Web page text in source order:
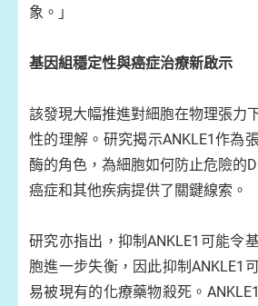
象。」
基因組穩定性與癌症治療新啟示
該發現大幅推進對細胞在物理張力
性的理解。研究揭示ANKLE1作為
酶的角色，為細胞如何防止危險的
癌症和其他疾病提供了關鍵線索。
研究亦指出，抑制ANKLE1可能令
胞進一步失衡，因此抑制ANKLE1
易被現有的化療藥物殺死。